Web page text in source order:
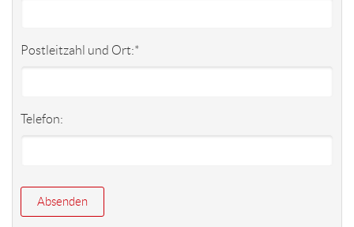
Postleitzahl und Ort:*
Telefon: